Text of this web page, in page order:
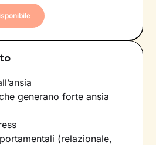
generano forte ansia
(relazionale,